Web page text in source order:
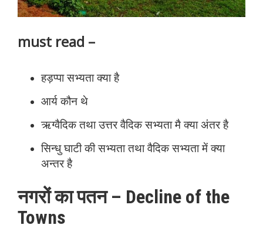
must read –
हड़प्पा सभ्यता क्या है
आर्य कौन थे
ऋग्वैदिक तथा उत्तर वैदिक सभ्यता मै क्या अंतर है
सिन्धु घाटी की सभ्यता तथा वैदिक सभ्यता में क्या
अन्तर है
नगरों का पतन – Decline of the
Towns